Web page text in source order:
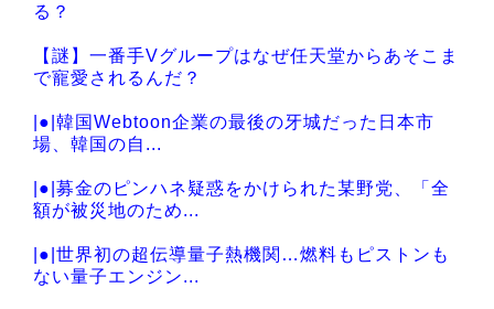
る？
【謎】一番手Vグループはなぜ任天堂からあそこま
で寵愛されるんだ？
|●|韓国Webtoon企業の最後の牙城だった日本市
場、韓国の自...
|●|募金のピンハネ疑惑をかけられた某野党、「全
額が被災地のため...
|●|世界初の超伝導量子熱機関…燃料もピストンも
ない量子エンジン...